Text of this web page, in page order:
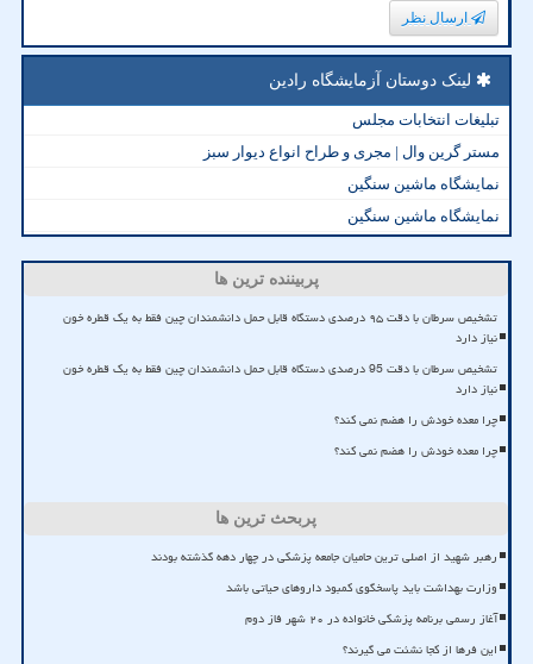
ارسال نظر
لینک دوستان آزمایشگاه رادین
تبلیغات انتخابات مجلس
مستر گرین وال | مجری و طراح انواع دیوار سبز
نمایشگاه ماشین سنگین
نمایشگاه ماشین سنگین
پربیننده ترین ها
تشخیص سرطان با دقت ۹۵ درصدی دستگاه قابل حمل دانشمندان چین فقط به یک قطره خون
نیاز دارد
تشخیص سرطان با دقت 95 درصدی دستگاه قابل حمل دانشمندان چین فقط به یک قطره خون
نیاز دارد
چرا معده خودش را هضم نمی کند؟
چرا معده خودش را هضم نمی کند؟
پربحث ترین ها
رهبر شهید از اصلی ترین حامیان جامعه پزشکی در چهار دهه گذشته بودند
وزارت بهداشت باید پاسخگوی کمبود داروهای حیاتی باشد
آغاز رسمی برنامه پزشکی خانواده در ۲۰ شهر فاز دوم
این فرها از کجا نشئت می گیرند؟